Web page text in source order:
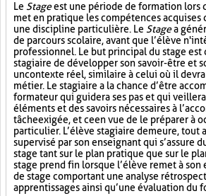
Le Stageest une période de formation lors
met en pratique les compétences acquises
une discipline particulière. Le Stagea
de parcours scolaire, avant que l’élève
professionnel. Le but principal du stage est
stagiaire de développer son savoir-être et
un contexte réel, similaire à celui où il
métier. Le stagiaire a la chance d’être
formateur qui guidera ses pas et qui
éléments et des savoirs nécessaires à
tâche exigée, et ce en vue de le préparer à
particulier. L’élève stagiaire demeure, tout
supervisé par son enseignant qui s’assure
stage tant sur le plan pratique que sur le
stage prend fin lorsque l’élève remet à
de stage comportant une analyse
apprentissages ainsi qu’une évaluation du